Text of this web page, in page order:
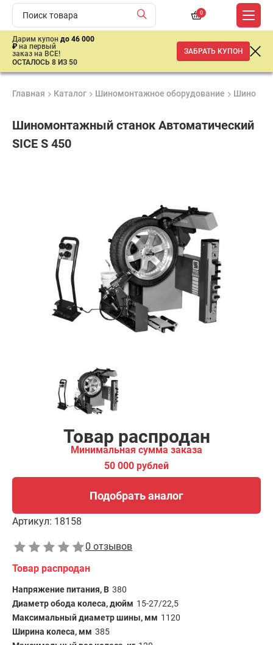
0
Дарим купон до 46 000
₽ на первый
заказ на ВСЕ!
ОСТАЛОСЬ 8 ИЗ 50
ЗАБРАТЬ КУПОН
Главная Каталог Шиномонтажное оборудование
Шиномонтажный станок Автоматический
SICE S 450
Товар распродан
Минимальная сумма заказа
50 000 рублей
Подобрать аналог
Артикул: 18158
0 отзывов
Товар распродан
Напряжение питания, В 380
Диаметр обода колеса, дюйм 15-27/22,5
Максимальный диаметр шины, мм 1120
Ширина колеса, мм 385
Подобрать аналог